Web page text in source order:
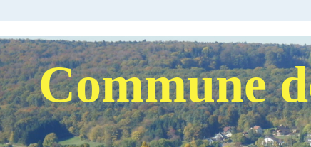
Commune